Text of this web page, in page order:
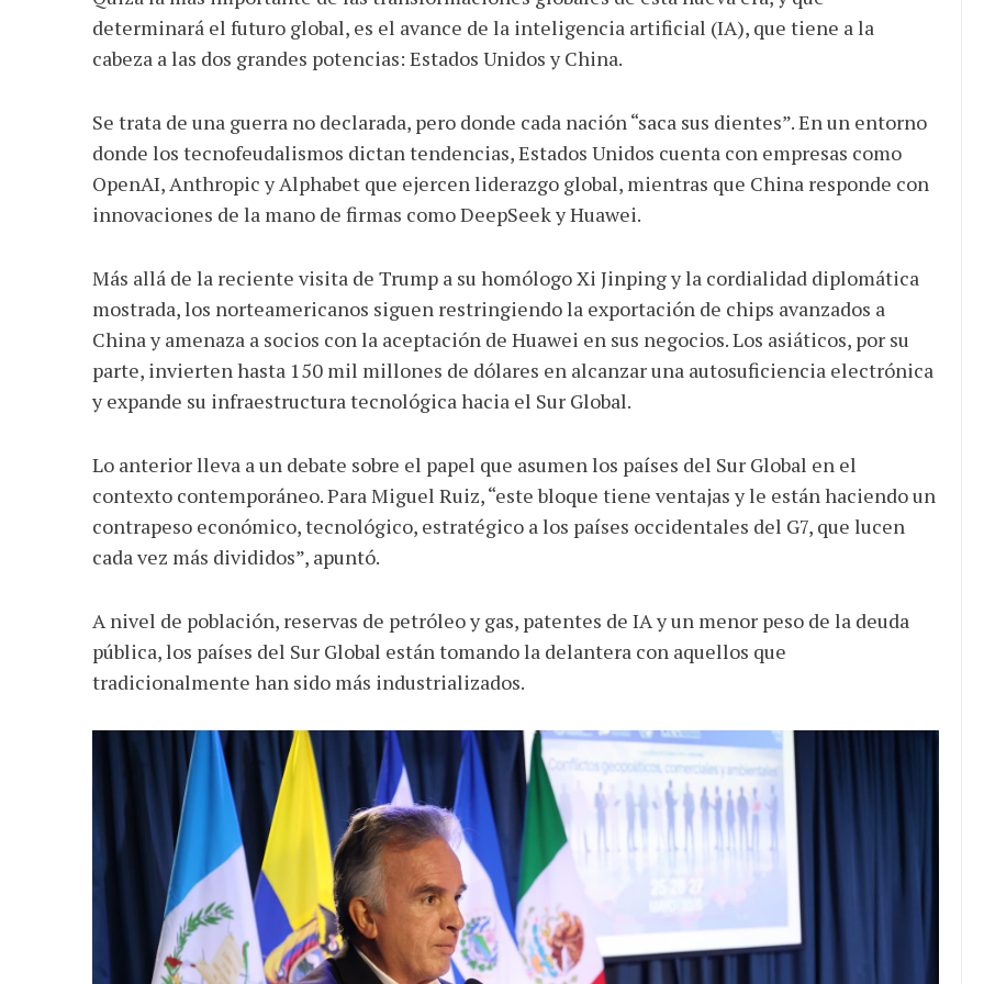
determinará el futuro global, es el avance de la inteligencia artificial (IA), que tiene a la
cabeza a las dos grandes potencias: Estados Unidos y China.
Se trata de una guerra no declarada, pero donde cada nación “saca sus dientes”. En un entorno
donde los tecnofeudalismos dictan tendencias, Estados Unidos cuenta con empresas como
OpenAI, Anthropic y Alphabet que ejercen liderazgo global, mientras que China responde con
innovaciones de la mano de firmas como DeepSeek y Huawei.
Más allá de la reciente visita de Trump a su homólogo Xi Jinping y la cordialidad diplomática
mostrada, los norteamericanos siguen restringiendo la exportación de chips avanzados a
China y amenaza a socios con la aceptación de Huawei en sus negocios. Los asiáticos, por su
parte, invierten hasta 150 mil millones de dólares en alcanzar una autosuficiencia electrónica
y expande su infraestructura tecnológica hacia el Sur Global.
Lo anterior lleva a un debate sobre el papel que asumen los países del Sur Global en el
contexto contemporáneo. Para Miguel Ruiz, “este bloque tiene ventajas y le están haciendo un
contrapeso económico, tecnológico, estratégico a los países occidentales del G7, que lucen
cada vez más divididos”, apuntó.
A nivel de población, reservas de petróleo y gas, patentes de IA y un menor peso de la deuda
pública, los países del Sur Global están tomando la delantera con aquellos que
tradicionalmente han sido más industrializados.